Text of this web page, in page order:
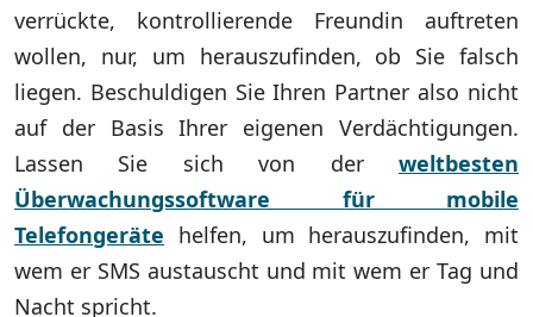
verrückte, kontrollierende Freundin auftreten
wollen, nur, um herauszufinden, ob Sie falsch
liegen. Beschuldigen Sie Ihren Partner also nicht
auf der Basis Ihrer eigenen Verdächtigungen.
Lassen Sie sich von der weltbesten
Überwachungssoftware für mobile
Telefongeräte helfen, um herauszufinden, mit
wem er SMS austauscht und mit wem er Tag und
Nacht spricht.